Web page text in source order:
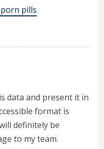
pills
data and present it in
format is
definitely be
to my team.